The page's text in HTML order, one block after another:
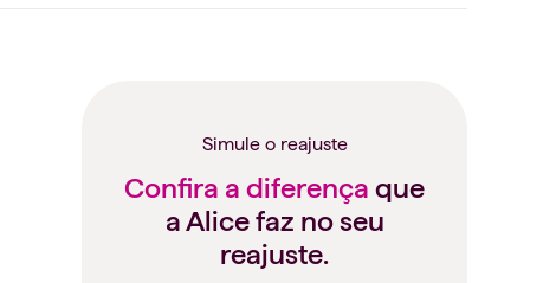
Simule o reajuste
Confira a diferença que
a Alice faz no seu
reajuste.